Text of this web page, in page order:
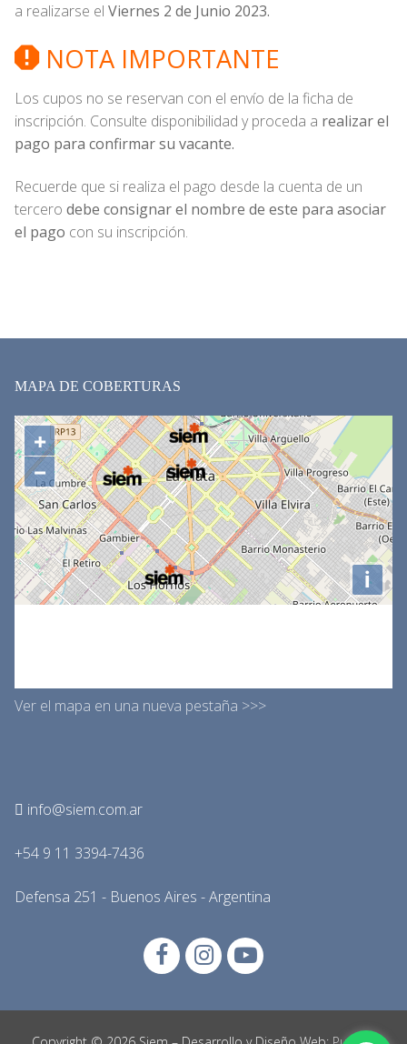
a realizarse el Viernes 2 de Junio 2023.
NOTA IMPORTANTE
Los cupos no se reservan con el envío de la ficha de
inscripción. Consulte disponibilidad y proceda a realizar el
pago para confirmar su vacante.
Recuerde que si realiza el pago desde la cuenta de un
tercero debe consignar el nombre de este para asociar
el pago con su inscripción.
MAPA DE COBERTURAS
Ver el mapa en una nueva pestaña >>>
info@siem.com.ar
+54 9 11 3394-7436
Defensa 251 - Buenos Aires - Argentina